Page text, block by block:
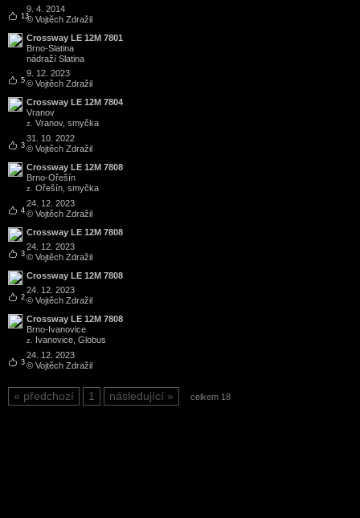
13
9. 4. 2014
© Vojtěch Zdražil
5
Crossway LE 12M 7801
Brno-Slatina
nádraží Slatina
9. 12. 2023
© Vojtěch Zdražil
3
Crossway LE 12M 7804
Vranov
z.
Vranov, smyčka
31. 10. 2022
© Vojtěch Zdražil
4
Crossway LE 12M 7808
Brno-Ořešín
z.
Ořešín, smyčka
24. 12. 2023
© Vojtěch Zdražil
3
Crossway LE 12M 7808
24. 12. 2023
© Vojtěch Zdražil
2
Crossway LE 12M 7808
24. 12. 2023
© Vojtěch Zdražil
3
Crossway LE 12M 7808
Brno-Ivanovice
z.
Ivanovice, Globus
24. 12. 2023
© Vojtěch Zdražil
předchozí 1 následující celkem 18